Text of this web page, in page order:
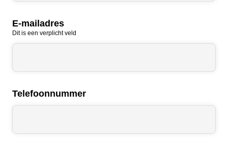
E-mailadres
Dit is een verplicht veld
Telefoonnummer